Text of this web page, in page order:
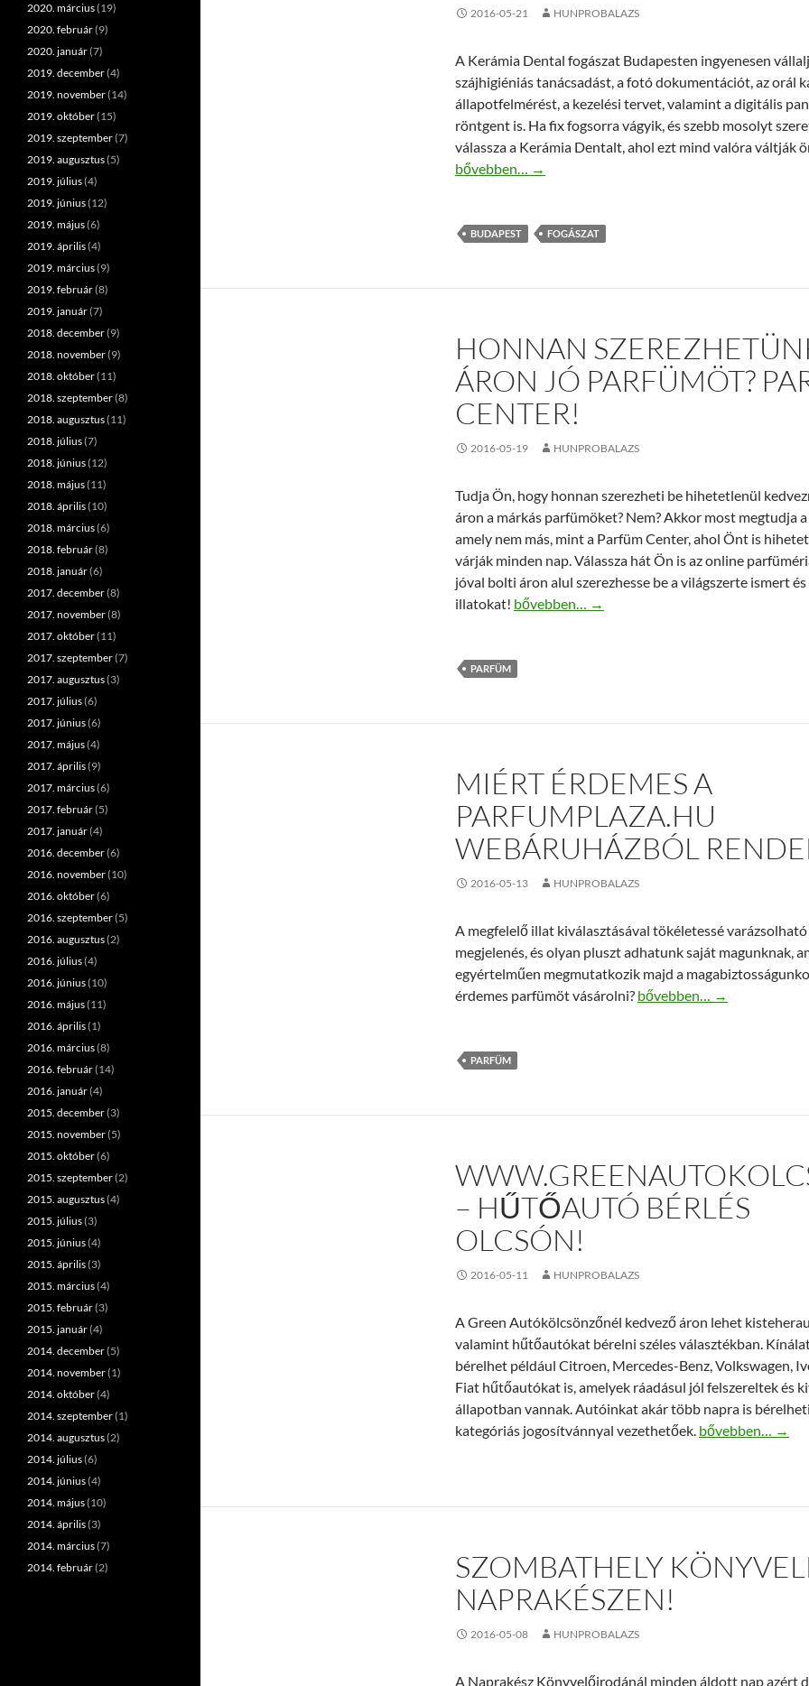
2016-05-21 HUNPROBALAZS
A Kerámia Dental fogászat Budapesten ingyenesen
szájhigiéniás tanácsadást, a fotó dokumentációt, az orál
állapotfelmérést, a kezelési tervet, valamint a digitális
röntgent is. Ha fix fogsorra vágyik, és szebb mosolyt
válassza a Kerámia Dentalt, ahol ezt mind valóra váltják
Megbízható fogászat Budapest területén!
bővebben… →
BUDAPEST FOGÁSZAT
HONNAN
ÁRON JÓ PARFÜMÖT?
CENTER!
2016-05-19 HUNPROBALAZS
Tudja Ön, hogy honnan szerezheti be hihetetlenül
áron a márkás parfümöket? Nem? Akkor most megtudja
amely nem más, mint a Parfüm Center, ahol Önt is
várják minden nap. Válassza hát Ön is az online
jóval bolti áron alul szerezhesse be a világszerte ismert
illatokat! Honnan szerezhetünk jó áron jó parfümöt?
bővebben… →
PARFÜM
MIÉRT ÉRDEMES A
PARFUMPLAZA.HU
WEBÁRUHÁZBÓL
2016-05-13 HUNPROBALAZS
A megfelelő illat kiválasztásával tökéletessé varázsolható
megjelenés, és olyan pluszt adhatunk saját magunknak,
egyértelműen megmutatkozik majd a
érdemes parfümöt vásárolni? Miért érdemes a
bővebben… →
PARFÜM
– HŰTŐAUTÓ BÉRLÉS
OLCSÓN!
2016-05-11 HUNPROBALAZS
A Green Autókölcsönzőnél kedvező áron lehet
valamint hűtőautókat bérelni széles választékban.
bérelhet például Citroen, Mercedes-Benz, Volkswagen,
Fiat hűtőautókat is, amelyek ráadásul jól felszereltek és
állapotban vannak. Autóinkat akár több napra is
kategóriás jogosítvánnyal vezethetőek. bővebben… →
SZOMBATHELY
NAPRAKÉSZEN!
2016-05-08 HUNPROBALAZS
A Naprakész Könyvelőirodánál minden áldott nap azért
2020. március(19)
2020. február(9)
2020. január(7)
2019. december(4)
2019. november(14)
2019. október(15)
2019. szeptember(7)
2019. augusztus(5)
2019. július(4)
2019. június(12)
2019. május(6)
2019. április(4)
2019. március(9)
2019. február(8)
2019. január(7)
2018. december(9)
2018. november(9)
2018. október(11)
2018. szeptember(8)
2018. augusztus(11)
2018. július(7)
2018. június(12)
2018. május(11)
2018. április(10)
2018. március(6)
2018. február(8)
2018. január(6)
2017. december(8)
2017. november(8)
2017. október(11)
2017. szeptember(7)
2017. augusztus(3)
2017. július(6)
2017. június(6)
2017. május(4)
2017. április(9)
2017. március(6)
2017. február(5)
2017. január(4)
2016. december(6)
2016. november(10)
2016. október(6)
2016. szeptember(5)
2016. augusztus(2)
2016. július(4)
2016. június(10)
2016. május(11)
2016. április(1)
2016. március(8)
2016. február(14)
2016. január(4)
2015. december(3)
2015. november(5)
2015. október(6)
2015. szeptember(2)
2015. augusztus(4)
2015. július(3)
2015. június(4)
2015. április(3)
2015. március(4)
2015. február(3)
2015. január(4)
2014. december(5)
2014. november(1)
2014. október(4)
2014. szeptember(1)
2014. augusztus(2)
2014. július(6)
2014. június(4)
2014. május(10)
2014. április(3)
2014. március(7)
2014. február(2)